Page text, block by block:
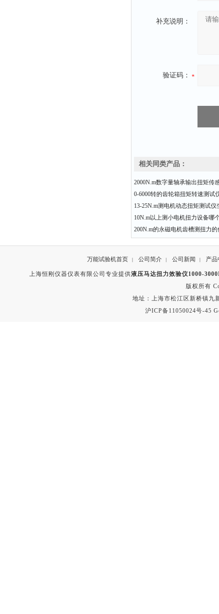
补充说明：
验证码：
相关同类产品：
2000N.m数字量轴承输出扭矩传
0-6000转的齿轮箱扭矩转速测试
13-25N.m测电机动态扭矩测试仪
10N.m以上测小电机扭力设备哪
200N.m的永磁电机齿槽测扭力
万能试验机首页 | 公司简介 | 公司新闻 | 产品
上海恒刚仪器仪表有限公司专业提供液压马达扭力效验仪1000-
版权所有
地址：上海市松江区新桥镇九
沪ICP备11050024号-45